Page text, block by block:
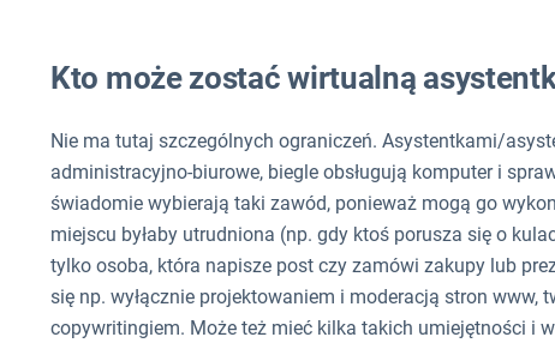
Kto może zostać wirtualną
Nie ma tutaj szczególnych ograniczeń. Asystentkami/
administracyjno-biurowe, biegle obsługują komputer i
świadomie wybierają taki zawód, ponieważ mogą go
miejscu byłaby utrudniona (np. gdy ktoś porusza się o
tylko osoba, która napisze post czy zamówi zakupy lub
się np. wyłącznie projektowaniem i moderacją stron www,
copywritingiem. Może też mieć kilka takich umiejętności i